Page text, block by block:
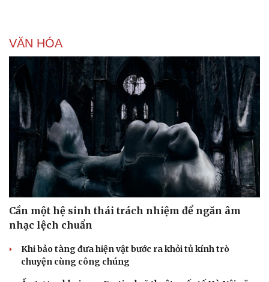
VĂN HÓA
Cần một hệ sinh thái trách nhiệm để ngăn âm
nhạc lệch chuẩn
Khi bảo tàng đưa hiện vật bước ra khỏi tủ kính trò
chuyện cùng công chúng